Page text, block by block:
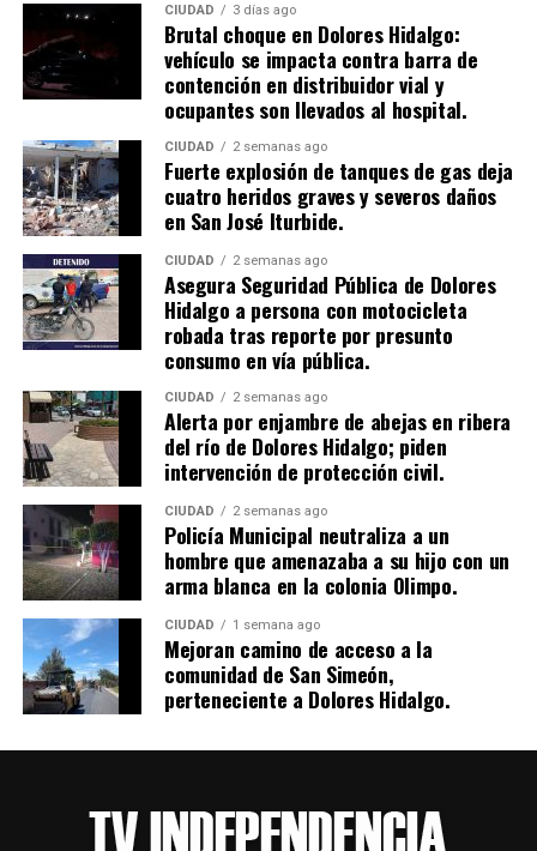
CIUDAD 3 días ago
Brutal choque en Dolores Hidalgo:
vehículo se impacta contra barra de
contención en distribuidor vial y
ocupantes son llevados al hospital.
CIUDAD 2 semanas ago
​Fuerte explosión de tanques de gas deja
cuatro heridos graves y severos daños
en San José Iturbide.
CIUDAD 2 semanas ago
Asegura Seguridad Pública de Dolores
Hidalgo a persona con motocicleta
robada tras reporte por presunto
consumo en vía pública.
CIUDAD 2 semanas ago
Alerta por enjambre de abejas en ribera
del río de Dolores Hidalgo; piden
intervención de protección civil.
CIUDAD 2 semanas ago
Policía Municipal neutraliza a un
hombre que amenazaba a su hijo con un
arma blanca en la colonia Olimpo.
CIUDAD 1 semana ago
Mejoran camino de acceso a la
comunidad de San Simeón,
perteneciente a Dolores Hidalgo.